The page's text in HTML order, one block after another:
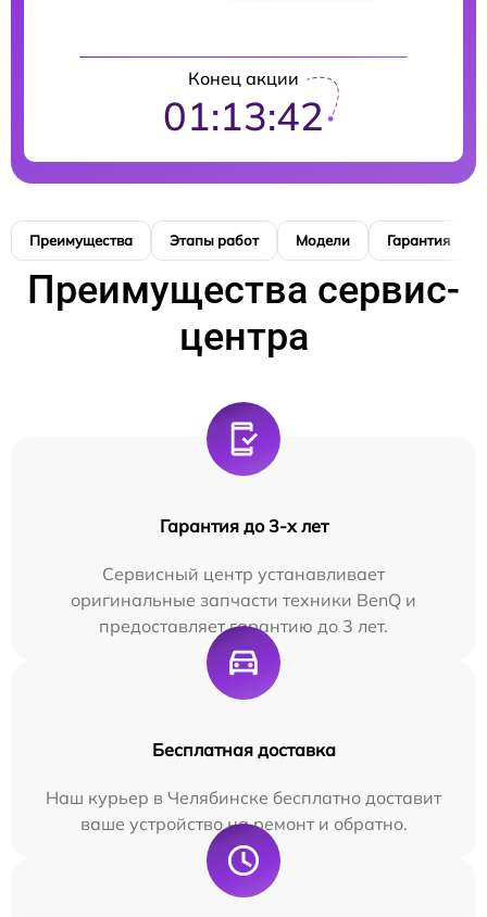
Конец акции
01:13:41
Преимущества Этапы работ Модели Гарантия
Преимущества сервис-
центра
Гарантия до 3-х лет
Сервисный центр устанавливает
оригинальные запчасти техники BenQ и
предоставляет гарантию до 3 лет.
Бесплатная доставка
Наш курьер в Челябинске бесплатно доставит
ваше устройство на ремонт и обратно.